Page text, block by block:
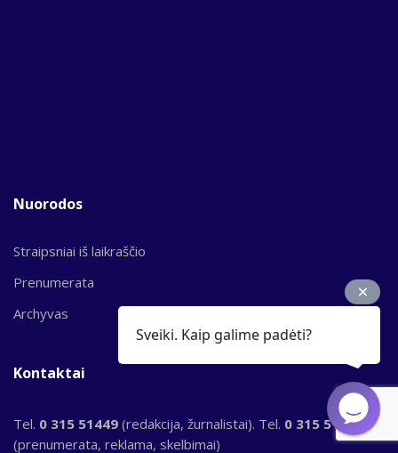
Nuorodos
Straipsniai iš laikraščio
Prenumerata
Archyvas
Kontaktai
Tel. 0 315 51449 (redakcija, žurnalistai). Tel. 0 315 51956
(prenumerata, reklama, skelbimai)
Sveiki. Kaip galime padėti?